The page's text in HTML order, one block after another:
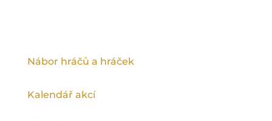
Nábor hráčů a hráček
Kalendář akcí